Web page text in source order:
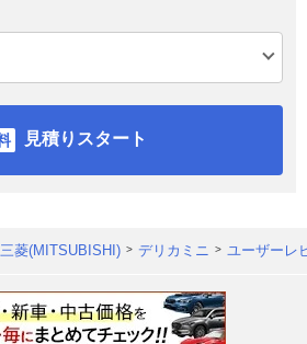
見積りスタート
三菱(MITSUBISHI) デリカミニ ユーザーレ